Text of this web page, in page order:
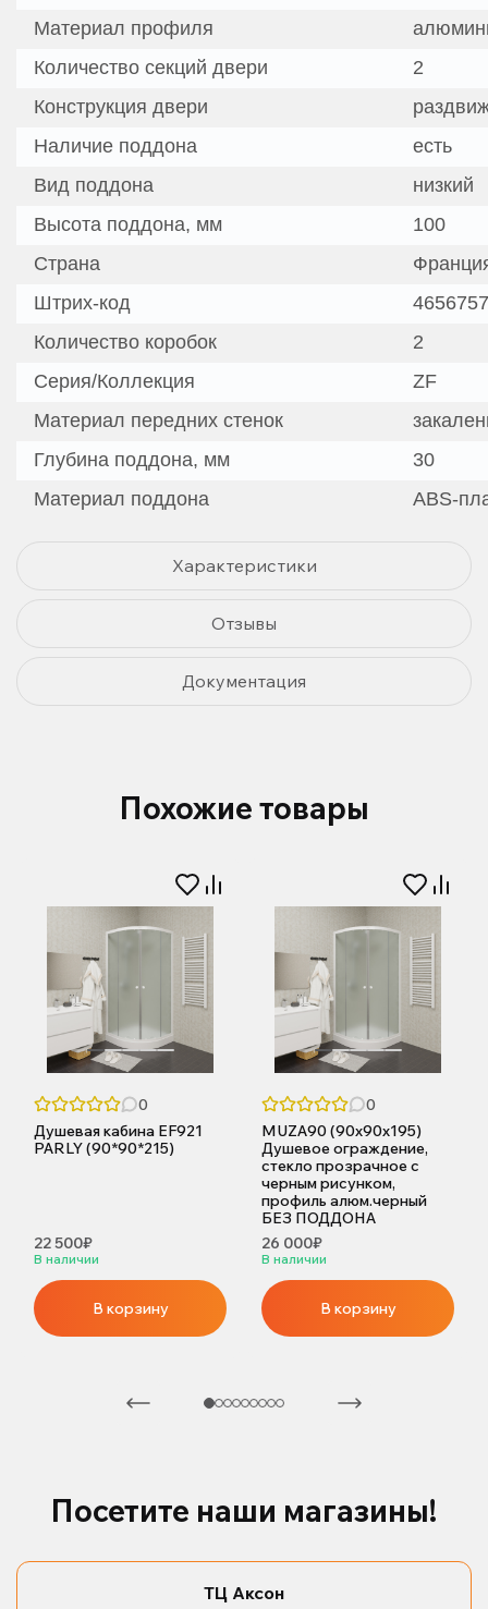
Материал профиля
Количество секций двери
2
Конструкция двери
Наличие поддона
есть
Вид поддона
низкий
Высота поддона, мм
100
Страна
Штрих-код
Количество коробок
2
Серия/Коллекция
ZF
Материал передних стенок
Глубина поддона, мм
30
Материал поддона
ABS-
Характеристики
Отзывы
Документация
Похожие товары
0
Душевая кабина EF921
PARLY (90*90*215)
22 500₽
В наличии
В корзину
0
MUZA90 (90x90x195)
Душевое ограждение,
стекло прозрачное с
черным рисунком,
профиль алюм.черный
БЕЗ ПОДДОНА
26 000₽
В наличии
В корзину
Посетите наши магазины!
ТЦ Аксон